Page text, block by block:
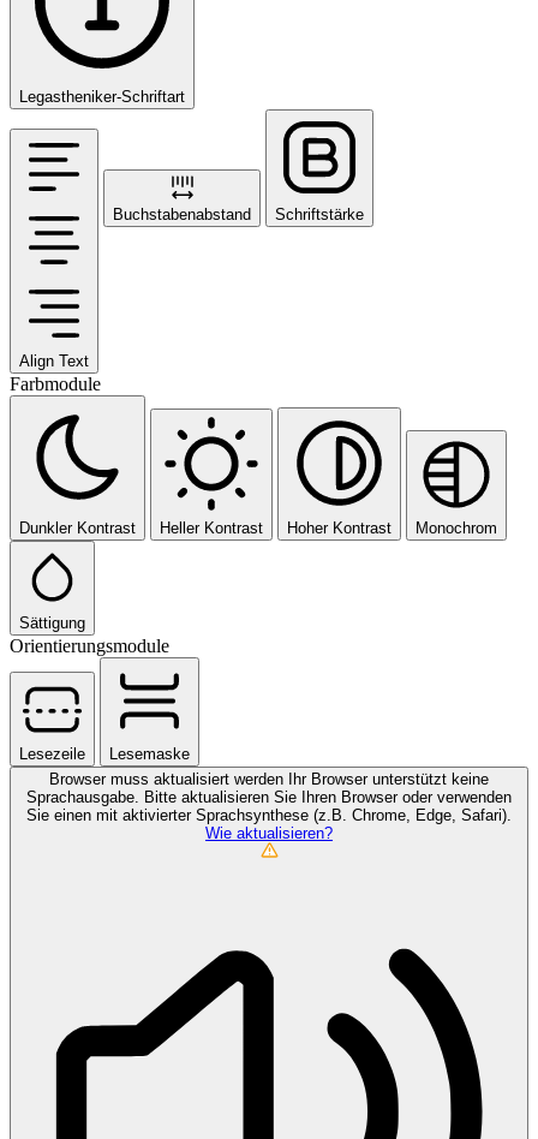
Legastheniker-Schriftart
Align Text
Buchstabenabstand Schriftstärke
Farbmodule
Dunkler Kontrast Heller Kontrast Hoher Kontrast Monochrom
Sättigung
Orientierungsmodule
Lesezeile
Lesemaske
Browser muss aktualisiert werden
Ihr Browser unterstützt keine
Sprachausgabe. Bitte aktualisieren Sie Ihren Browser oder verwenden
Sie einen mit aktivierter Sprachsynthese (z.B. Chrome, Edge, Safari).
Wie aktualisieren?